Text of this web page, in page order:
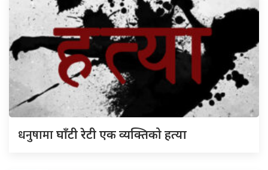
धनुषामाघाँटी रेटी एक व्यक्तिको हत्या